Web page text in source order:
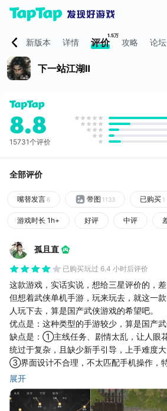
新版本 详情 评价
1.5万
攻略 论坛
下一站江湖Ⅱ
8.8
15731个评价
全部评价
嘴替发言6 带图 1133 已购买 1
游戏时长 1h+ 好评 中评
孤且直
已购买玩过 6.4 小时后评价
这款游戏，实话实说，想给三星评价的，差
但想着武侠单机手游，玩来玩去，就这一
人玩下去，算是国产武侠游戏的希望吧。
优点是：这种类型的手游较少，算是国产武
缺点是：①主线任务、剧情太乱，让人眼
统过于复杂，且缺少新手引导，上手难度大
③界面设计不合理，不太匹配手机操作，
法让玩家精细化操作。
展开